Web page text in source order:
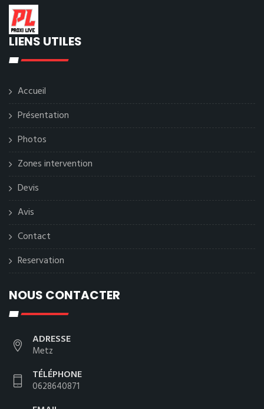
LIENS UTILES
Accueil
Présentation
Photos
Zones intervention
Devis
Avis
Contact
Reservation
NOUS CONTACTER
ADRESSE
Metz
TÉLÉPHONE
0628640871